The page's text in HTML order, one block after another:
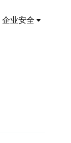
企业安全